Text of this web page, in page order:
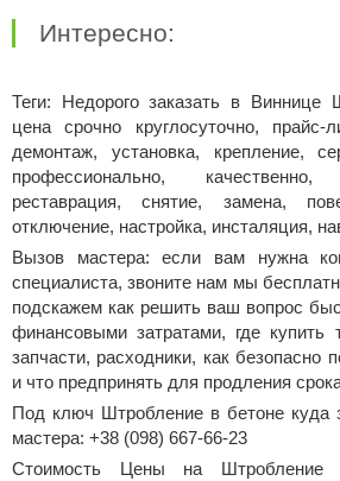
Интересно:
Теги: Недорого заказать в Виннице
цена срочно круглосуточно, прайс-
демонтаж, установка, крепление,
профессионально,
реставрация, снятие, замена,
отключение, настройка, инсталяция,
Вызов мастера: если вам нужна
специалиста, звоните нам мы
подскажем как решить ваш вопрос
финансовыми затратами, где купить
запчасти, расходники, как безопасно
и что предпринять для продления
Под ключ Штробление в бетоне куда
мастера: +38 (098) 667-66-23
Стоимость Цены на Штробление